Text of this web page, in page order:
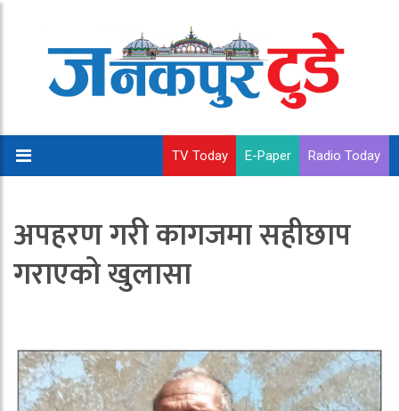
TV Today E-Paper Radio Today
अपहरण गरी कागजमा सहीछाप
गराएको खुलासा